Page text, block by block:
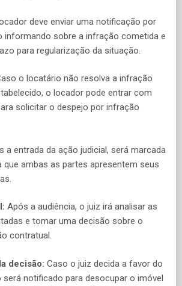
deve enviar uma notificação por
informando sobre a infração cometida e
para regularização da situação.
o locatário não resolva a infração
o locador pode entrar com
solicitar o despejo por infração
a entrada da ação judicial, será marcada
que ambas as partes apresentem seus
Após a audiência, o juiz irá analisar as
e tomar uma decisão sobre o
contratual.
decisão: Caso o juiz decida a favor do
notificado para desocupar o imóvel